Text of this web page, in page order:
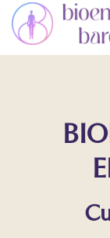
Saltar
contenido